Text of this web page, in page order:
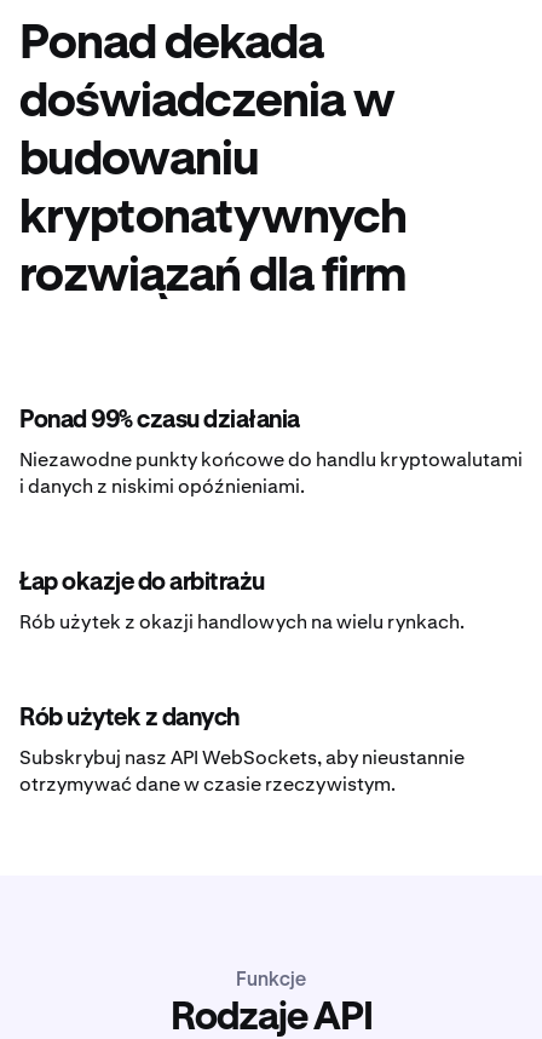
Ponad dekada
doświadczenia w
budowaniu
kryptonatywnych
rozwiązań dla firm
Ponad 99% czasu działania
Niezawodne punkty końcowe do handlu kryptowalutami
i danych z niskimi opóźnieniami.
Łap okazje do arbitrażu
Rób użytek z okazji handlowych na wielu rynkach.
Rób użytek z danych
Subskrybuj nasz API WebSockets, aby nieustannie
otrzymywać dane w czasie rzeczywistym.
Funkcje
Rodzaje API